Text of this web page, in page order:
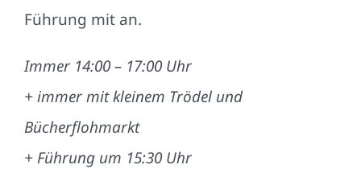
Führung mit an.
Immer 14:00 – 17:00 Uhr
+ immer mit kleinem Trödel und
Bücherflohmarkt
+ Führung um 15:30 Uhr